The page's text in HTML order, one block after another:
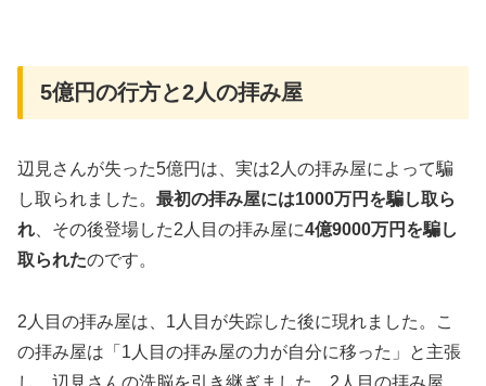
5億円の行方と2人の拝み屋
辺見さんが失った5億円は、実は2人の拝み屋によって騙
し取られました。 最初の拝み屋には1000万円を騙し取ら
れ 、その後登場した2人目の拝み屋に4億9000万円を騙し
取られたのです。
2人目の拝み屋は、1人目が失踪した後に現れました。こ
の拝み屋は「1人目の拝み屋の力が自分に移った」と主張
し、辺見さんの洗脳を引き継ぎました。2人目の拝み屋